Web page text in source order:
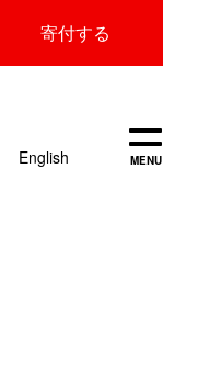
MENU
開く
寄付する
English